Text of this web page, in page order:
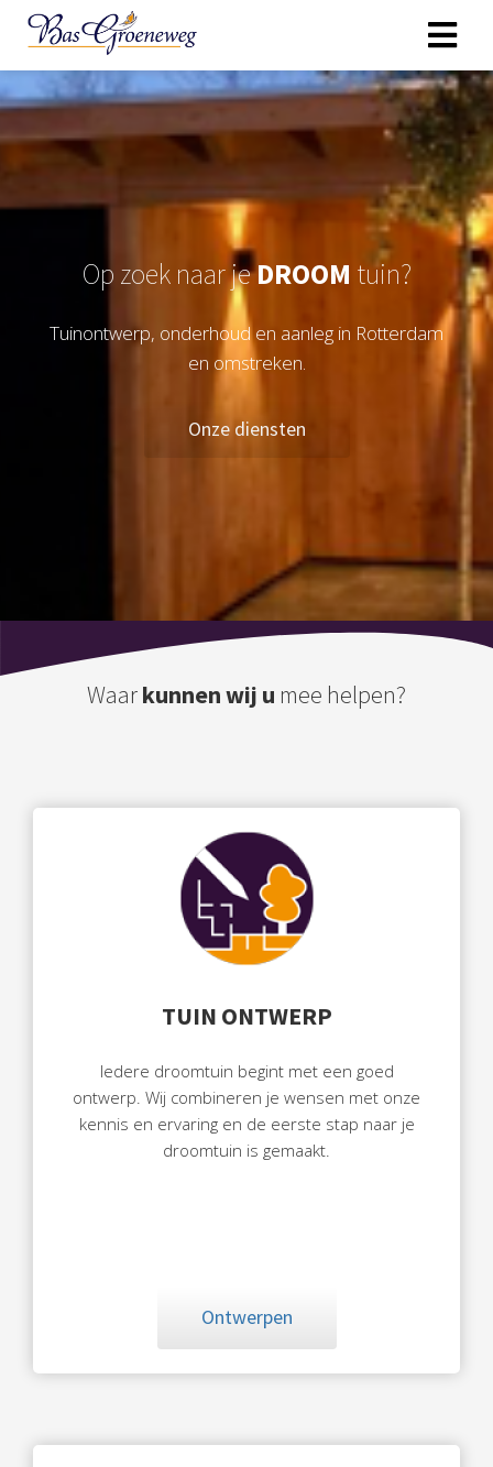
Op zoek naar jeDROOM tuin?
Tuinontwerp, onderhoud en aanleg in Rotterdam
en omstreken.
Onze diensten
Waarkunnen wij u mee helpen?
TUIN ONTWERP
Iedere droomtuin begint met een goed
ontwerp. Wij combineren je wensen met onze
kennis en ervaring en de eerste stap naar je
droomtuin is gemaakt.
Ontwerpen